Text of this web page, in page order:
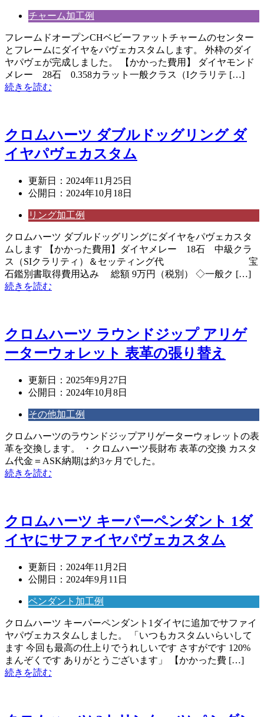
チャーム加工例
フレームドオープンCHベビーファットチャームのセンター
とフレームにダイヤをパヴェカスタムします。 外枠のダイ
ヤパヴェが完成しました。 【かかった費用】 ダイヤモンド
メレー 28石 0.358カラット一般クラス（Iクラリテ […]
続きを読む
クロムハーツ ダブルドッグリング ダ
イヤパヴェカスタム
更新日： 2024年11月25日
公開日： 2024年10月18日
リング加工例
クロムハーツ ダブルドッグリングにダイヤをパヴェカスタ
ムします 【かかった費用】ダイヤメレー 18石 中級クラ
ス（SIクラリティ）＆セッティング代 宝
石鑑別書取得費用込み 総額 9万円（税別） ◇一般ク […]
続きを読む
クロムハーツ ラウンドジップ アリゲ
ーターウォレット 表革の張り替え
更新日： 2025年9月27日
公開日： 2024年10月8日
その他加工例
クロムハーツのラウンドジップアリゲーターウォレットの表
革を交換します。 ・クロムハーツ長財布 表革の交換 カスタ
ム代金＝ASK納期は約3ヶ月でした。
続きを読む
クロムハーツ キーパーペンダント 1ダ
イヤにサファイヤパヴェカスタム
更新日： 2024年11月2日
公開日： 2024年9月11日
ペンダント加工例
クロムハーツ キーパーペンダント1ダイヤに追加でサファイ
ヤパヴェカスタムしました。 「いつもカスタムいらいして
ます 今回も最高の仕上りでうれしいです さすがです 120%
まんぞくです ありがとうございます」 【かかった費 […]
続きを読む